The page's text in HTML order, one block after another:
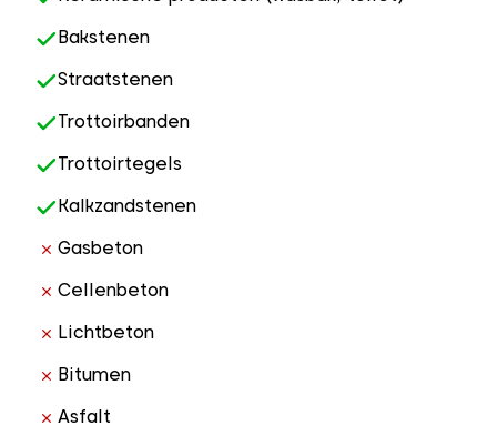
Bakstenen
Straatstenen
Trottoirbanden
Trottoirtegels
Kalkzandstenen
Gasbeton
Cellenbeton
Lichtbeton
Bitumen
Asfalt